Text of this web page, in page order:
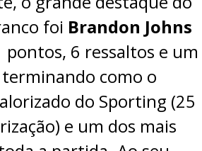
foi Brandon Johns
pontos, 6 ressaltos e um
como o
do Sporting (25
e um dos mais